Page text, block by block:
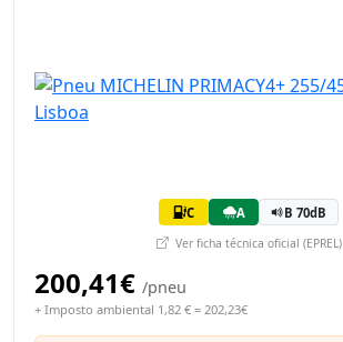
C A B 70dB
Ver ficha técnica oficial (EPREL)
200,41€ /pneu
+ Imposto ambiental 1,82 € = 202,23€